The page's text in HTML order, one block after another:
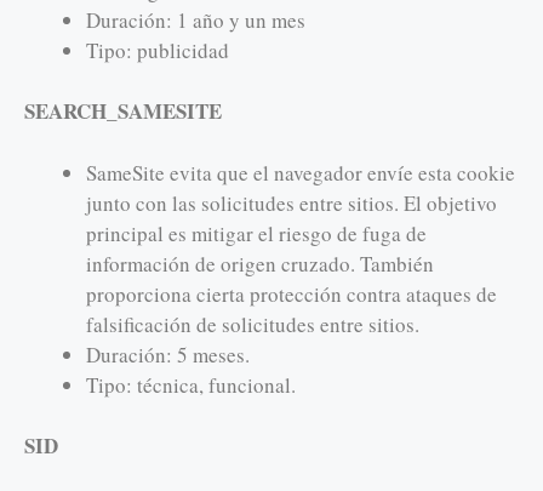
Duración: 1 año y un mes
Tipo: publicidad
SEARCH_SAMESITE
SameSite evita que el navegador envíe esta cookie
junto con las solicitudes entre sitios. El objetivo
principal es mitigar el riesgo de fuga de
información de origen cruzado. También
proporciona cierta protección contra ataques de
falsificación de solicitudes entre sitios.
Duración: 5 meses.
Tipo: técnica, funcional.
SID